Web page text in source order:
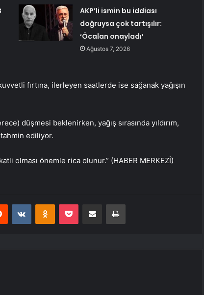
AKP’li ismin bu iddiası
doğruysa çok tartışılır:
‘Öcalan onayladı’
Ağustos 7, 2026
fırtına, ilerleyen saatlerde ise sağanak yağışın
düşmesi beklenirken, yağış sırasında yıldırım,
tahmin ediliyor.
olması önemle rica olunur.” (HABER MERKEZİ)
Reddit VKontakteOdnoklassniki
Pocket E-Posta ile paylaş Yazdır